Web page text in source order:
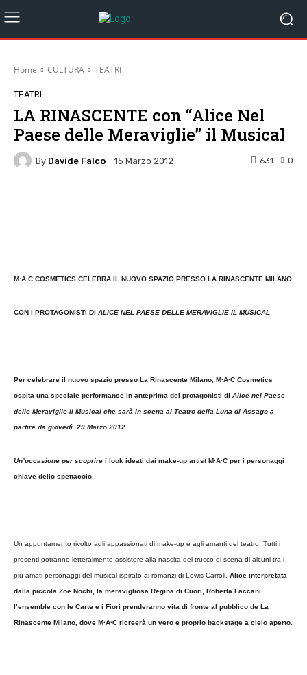
Home CULTURA TEATRI
TEATRI
LA RINASCENTE con “Alice Nel
Paese delle Meraviglie” il Musical
By Davide Falco 15 Marzo 2012 0
631
M·A·C COSMETICS CELEBRA IL NUOVO SPAZIO PRESSO LA RINASCENTE MILANO
CON I PROTAGONISTI DI ALICE NEL PAESE DELLE MERAVIGLIE-IL MUSICAL
Per celebrare il nuovo spazio presso La Rinascente Milano, M·A·C Cosmetics
ospita una speciale performance in anteprima dei protagonisti di Alice nel Paese
delle Meraviglie-Il Musical che sarà in scena al Teatro della Luna di Assago a
partire da giovedì 29 Marzo 2012.
Un’occasione per scoprire i look ideati dai make-up artist M·A·C per i personaggi
chiave dello spettacolo.
Un appuntamento rivolto agli appassionati di make-up e agli amanti del teatro. Tutti i
presenti potranno letteralmente assistere alla nascita del trucco di scena di alcuni tra i
più amati personaggi del musical ispirato ai romanzi di Lewis Carroll. Alice interpretata
dalla piccola Zoe Nochi, la meravigliosa Regina di Cuori, Roberta Faccani
l’ensemble con le Carte e i Fiori prenderanno vita di fronte al pubblico de La
Rinascente Milano, dove M·A·C ricreerà un vero e proprio backstage a cielo aperto.